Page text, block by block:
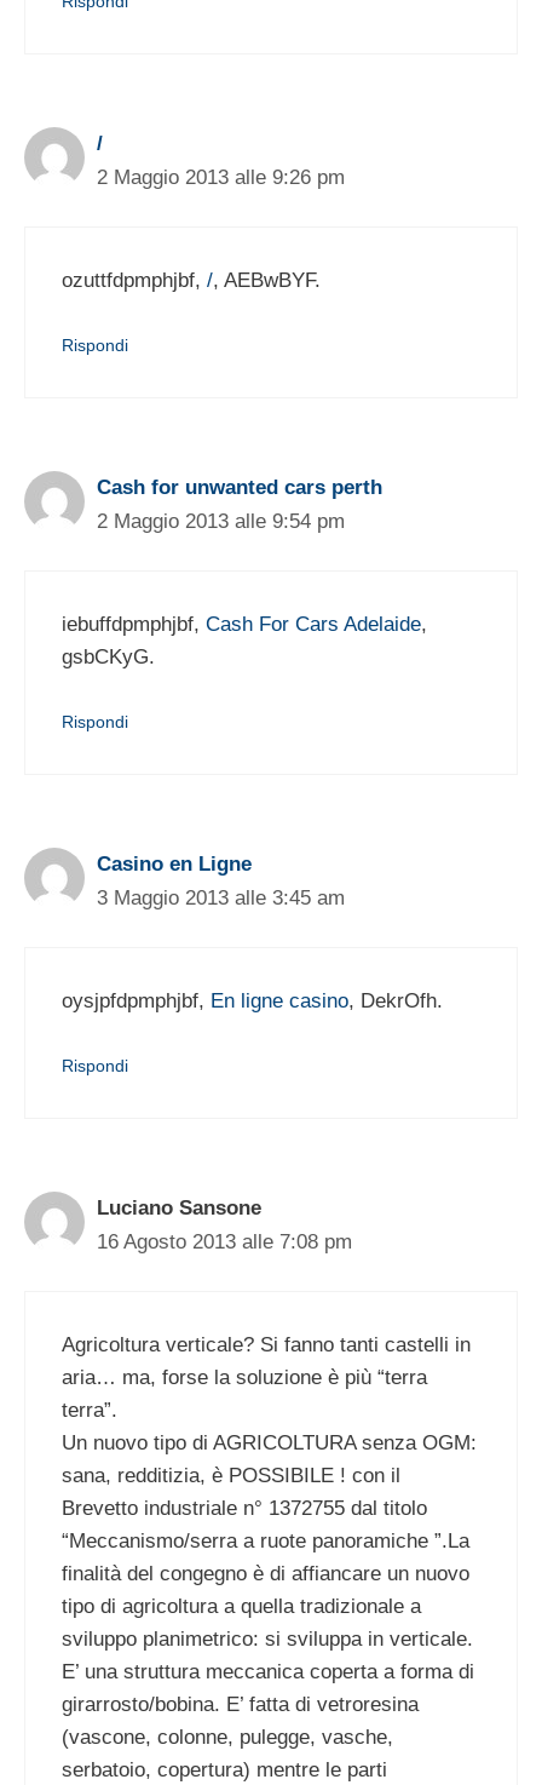
/
2 Maggio 2013 alle 9:26 pm
ozuttfdpmphjbf, /, AEBwBYF.
Rispondi
Cash for unwanted cars perth
2 Maggio 2013 alle 9:54 pm
iebuffdpmphjbf, Cash For Cars Adelaide,
gsbCKyG.
Rispondi
Casino en Ligne
3 Maggio 2013 alle 3:45 am
oysjpfdpmphjbf, En ligne casino, DekrOfh.
Rispondi
Luciano Sansone
16 Agosto 2013 alle 7:08 pm
Agricoltura verticale? Si fanno tanti castelli in
aria… ma, forse la soluzione è più “terra
terra”.
Un nuovo tipo di AGRICOLTURA senza OGM:
sana, redditizia, è POSSIBILE ! con il
Brevetto industriale n° 1372755 dal titolo
“Meccanismo/serra a ruote panoramiche ”.La
finalità del congegno è di affiancare un nuovo
tipo di agricoltura a quella tradizionale a
sviluppo planimetrico: si sviluppa in verticale.
E’ una struttura meccanica coperta a forma di
girarrosto/bobina. E’ fatta di vetroresina
(vascone, colonne, pulegge, vasche,
serbatoio, copertura) mentre le parti